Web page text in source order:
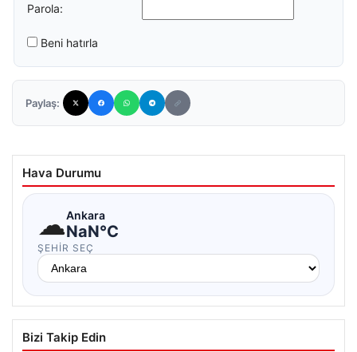
Parola:
Beni hatırla
Paylaş:
Hava Durumu
☁Ankara
NaN°C
ŞEHIR SEÇ
Bizi Takip Edin